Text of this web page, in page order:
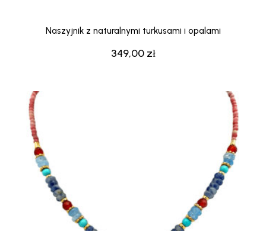
349,00 zł
Naszyjnik z naturalnymi turkusami i opalami